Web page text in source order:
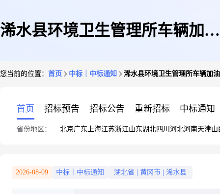
浠水县环境卫生管理所车辆加油
您当前的位置： 首页 中标｜中标通知 浠水县环境卫生管理所车辆加
首页 招标预告 招标公告 重新招标 中标通知
省份地区： 北京广东 上海江苏浙江山东湖北四川 河北河南天津山
2026-08-09 中标｜中标通知 湖北省 黄冈市 浠水县